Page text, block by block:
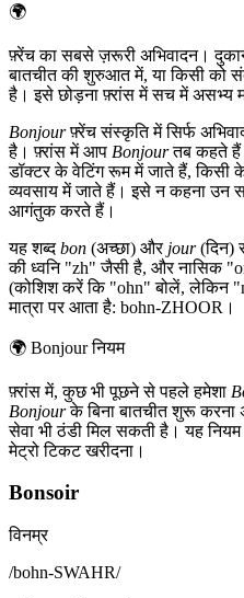
🌍
फ़्रेंच का सबसे ज़रूरी अभिवादन।
बातचीत की शुरुआत में, या किसी को
है। इसे छोड़ना फ़्रांस में सच में असभ्य
Bonjourफ़्रेंच संस्कृति में सिर्फ
है। फ़्रांस में आप Bonjourतब कहते हैं
डॉक्टर के वेटिंग रूम में जाते हैं, किसी
व्यवसाय में जाते हैं। इसे न कहना उन
आगंतुक करते हैं।
यह शब्दbon (अच्छा) और jour(दिन)
की ध्वनि "zh" जैसी है, और नासिक
(कोशिश करें कि "ohn" बोलें, लेकिन
मात्रा पर आता है: bohn-ZHOOR।
🌍 Bonjour नियम
फ़्रांस में, कुछ भी पूछने से पहले हमेशा
Bonjourके बिना बातचीत शुरू
सेवा भी ठंडी मिल सकती है। यह नियम
मेट्रो टिकट खरीदना।
Bonsoir
विनम्र
/bohn-SWAHR/